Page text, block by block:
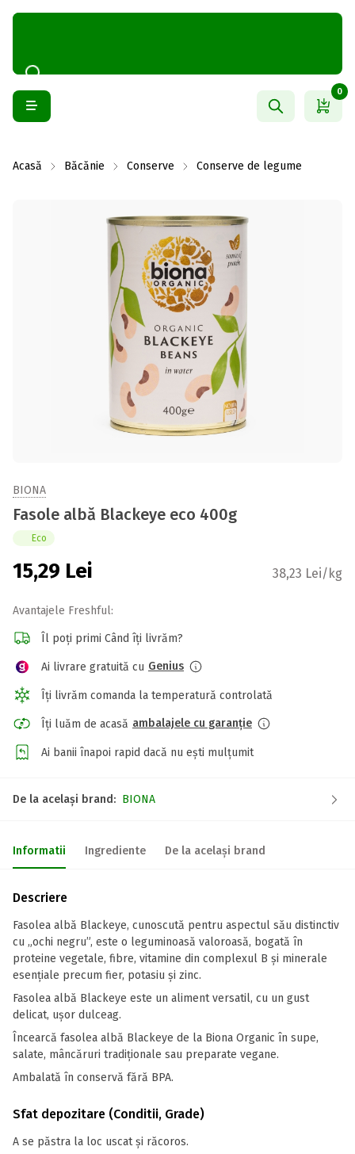
0
Acasă Băcănie Conserve Conserve de legume
BIONA
Fasole albă Blackeye eco 400g
Eco
15,29 Lei 38,23 Lei/kg
Avantajele Freshful:
Îl poți primi Când îți livrăm?
Ai livrare gratuită cu Genius
Îți livrăm comanda la temperatură controlată
Îți luăm de acasă ambalajele cu garanție
Ai banii înapoi rapid dacă nu ești mulțumit
De la același brand: BIONA
Informatii Ingrediente De la același brand
Descriere
Fasolea albă Blackeye, cunoscută pentru aspectul său distinctiv
cu „ochi negru”, este o leguminoasă valoroasă, bogată în
proteine vegetale, fibre, vitamine din complexul B și minerale
esențiale precum fier, potasiu și zinc.
Fasolea albă Blackeye este un aliment versatil, cu un gust
delicat, ușor dulceag.
Încearcă fasolea albă Blackeye de la Biona Organic în supe,
salate, mâncăruri tradiționale sau preparate vegane.
Ambalată în conservă fără BPA.
Sfat depozitare (Conditii, Grade)
A se păstra la loc uscat și răcoros.